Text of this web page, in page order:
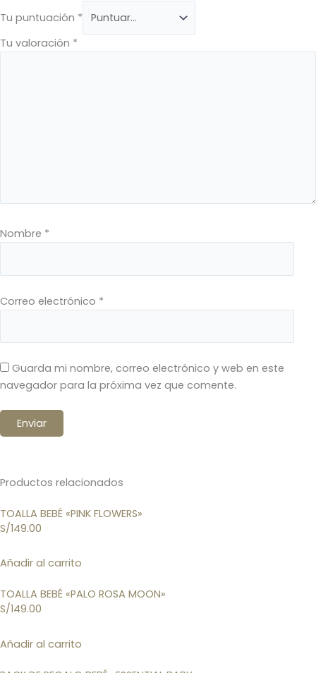
Tu puntuación *
Tu valoración *
Nombre *
Correo electrónico *
Guarda mi nombre, correo electrónico y web en este
navegador para la próxima vez que comente.
Productos relacionados
TOALLA BEBÉ «PINK FLOWERS»
S/149.00
Añadir al carrito
TOALLA BEBÉ «PALO ROSA MOON»
S/149.00
Añadir al carrito